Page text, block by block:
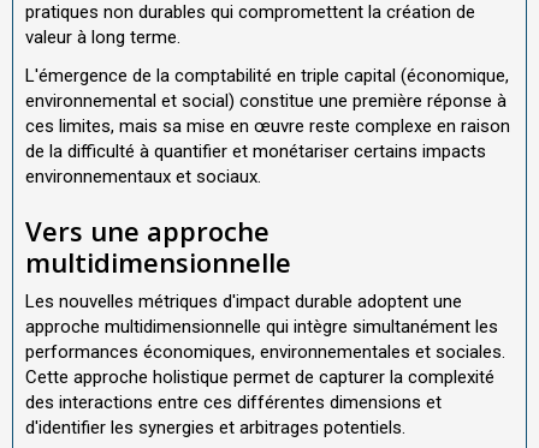
pratiques non durables qui compromettent la création de
valeur à long terme.
L'émergence de la comptabilité en triple capital (économique,
environnemental et social) constitue une première réponse à
ces limites, mais sa mise en œuvre reste complexe en raison
de la difficulté à quantifier et monétariser certains impacts
environnementaux et sociaux.
Vers une approche
multidimensionnelle
Les nouvelles métriques d'impact durable adoptent une
approche multidimensionnelle qui intègre simultanément les
performances économiques, environnementales et sociales.
Cette approche holistique permet de capturer la complexité
des interactions entre ces différentes dimensions et
d'identifier les synergies et arbitrages potentiels.